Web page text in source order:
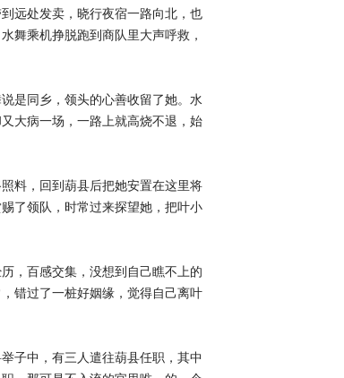
远处发卖，晓行夜宿一路向北，也
舞乘机挣脱跑到商队里大声呼救，
同乡，领头的心善收留了她。水
大病一场，一路上就高烧不退，始
，回到葫县后把她安置在这里将
了领队，时常过来探望她，把叶小
百感交集，没想到自己瞧不上的
错过了一桩好姻缘，觉得自己离叶
中，有三人遣往葫县任职，其中